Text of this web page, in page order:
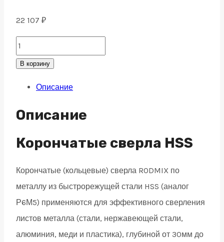
22 107 ₽
HSS
Корончатое
weldon
quantity
В корзину
Описание
Описание
Корончатые сверла HSS
Корончатые (кольцевые) сверла RODMIX по
металлу из быстрорежущей стали HSS (аналог
Р6М5) применяются для эффективного сверления
листов металла (стали, нержавеющей стали,
алюминия, меди и пластика), глубиной от 30мм до